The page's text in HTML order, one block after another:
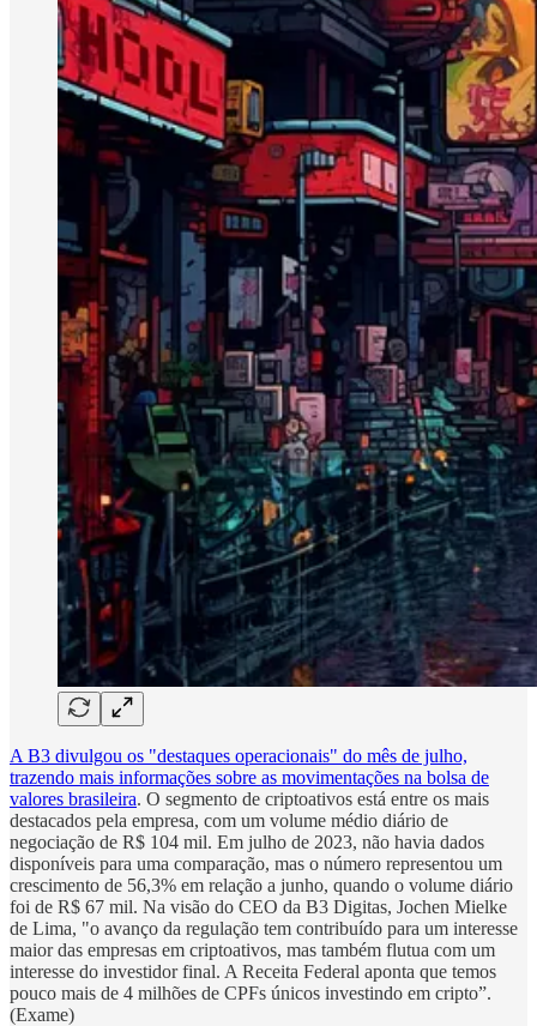
A B3 divulgou os "destaques operacionais" do mês de julho,
trazendo mais informações sobre as movimentações na bolsa de
valores brasileira. O segmento de criptoativos está entre os mais
destacados pela empresa, com um volume médio diário de
negociação de R$ 104 mil. Em julho de 2023, não havia dados
disponíveis para uma comparação, mas o número representou um
crescimento de 56,3% em relação a junho, quando o volume diário
foi de R$ 67 mil. Na visão do CEO da B3 Digitas, Jochen Mielke
de Lima, "o avanço da regulação tem contribuído para um interesse
maior das empresas em criptoativos, mas também flutua com um
interesse do investidor final. A Receita Federal aponta que temos
pouco mais de 4 milhões de CPFs únicos investindo em cripto”.
(Exame)